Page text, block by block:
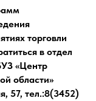
торговли
в отдел
«Центр
области»
57, тел.:8(3452)